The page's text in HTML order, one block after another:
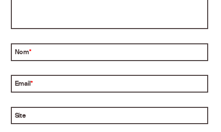
Nom*
Email*
Site